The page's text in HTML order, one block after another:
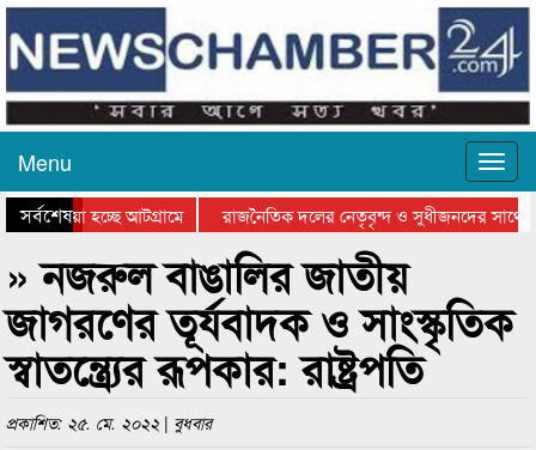
Menu
সর্বশেষ
যাওয়া হচ্ছে আটগ্রামে
রাজনৈতিক দলের নেতৃবৃন্দ ও সুধীজনদের সাথে
সিলেটে বাংলাদেশ গ্রুপ থিয়েটার
» নজরুল বাঙালির জাতীয়
জাগরণের তূর্যবাদক ও সাংস্কৃতিক
স্বাতন্ত্র্যের রূপকার: রাষ্ট্রপতি
প্রকাশিত: ২৫. মে. ২০২২ | বুধবার